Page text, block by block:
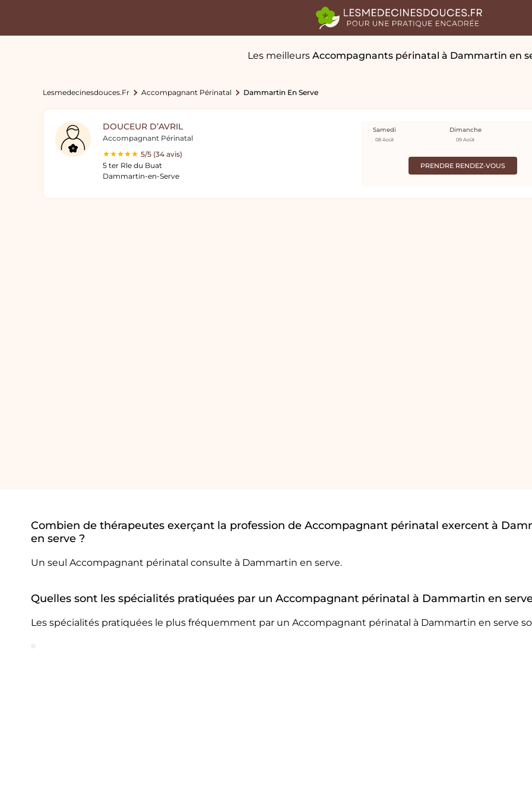
Les meilleurs Accompagnants périnatal à Dammartin en
Lesmedecinesdouces.fr Accompagnant Périnatal Dammartin En Serve
DOUCEUR D’AVRIL
Accompagnant Périnatal
5/5 (34 avis)
5 ter Rle du Buat
Dammartin-en-Serve
PRENDRE RENDEZ-VOUS
Samedi
08 Août
Dimanche
09 Août
Combien de thérapeutes exerçant la profession de Accompagnant périnatal exercent à
en serve ?
Un seul Accompagnant périnatal consulte à Dammartin en serve.
Quelles sont les spécialités pratiquées par un Accompagnant périnatal à Dammartin en
Les spécialités pratiquées le plus fréquemment par un Accompagnant périnatal à Dammartin en serve